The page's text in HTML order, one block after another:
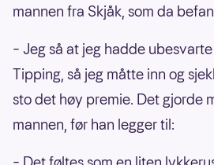
mannen fra Skjåk, som da
– Jeg så at jeg hadde
Tipping, så jeg måtte inn og
sto det høy premie. Det gjorde
mannen, før han legger til: